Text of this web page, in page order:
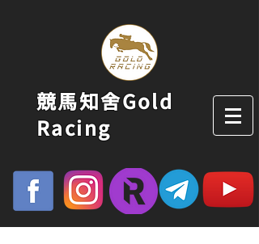
競馬知舍Gold
Racing